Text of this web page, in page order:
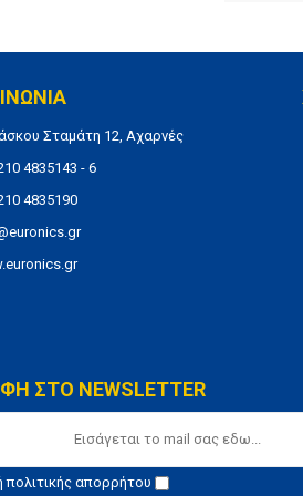
Σταμάτη 12, Αχαρνές
4835143 - 6
4835190
ΣΤΟ NEWSLETTER
πολιτικής απορρήτου